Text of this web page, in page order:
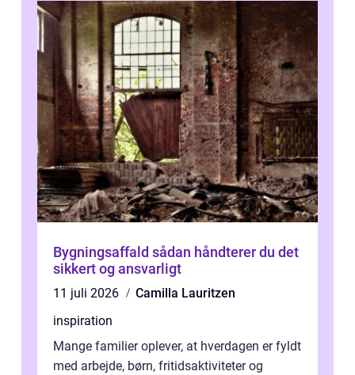
Bygningsaffald sådan håndterer du det
sikkert og ansvarligt
11 juli 2026
Camilla Lauritzen
inspiration
Mange familier oplever, at hverdagen er fyldt
med arbejde, børn, fritidsaktiviteter og